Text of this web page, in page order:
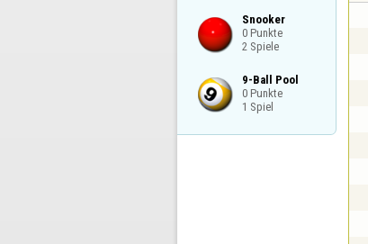
Snooker
0 Punkte
2 Spiele
9-Ball Pool
0 Punkte
1 Spiel